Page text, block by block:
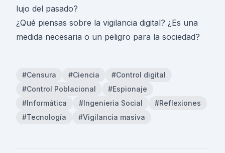
lujo del pasado?
¿Qué piensas sobre la vigilancia digital? ¿Es una
medida necesaria o un peligro para la sociedad?
#Censura #Ciencia
#Control digital
#Control Poblacional
#Espionaje
#Informática
#Ingenieria Social
#Reflexiones
#Tecnología
#Vigilancia masiva